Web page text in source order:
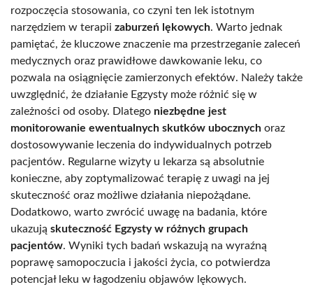
rozpoczęcia stosowania, co czyni ten lek istotnym
narzędziem w terapii zaburzeń lękowych. Warto jednak
pamiętać, że kluczowe znaczenie ma przestrzeganie zaleceń
medycznych oraz prawidłowe dawkowanie leku, co
pozwala na osiągnięcie zamierzonych efektów. Należy także
uwzględnić, że działanie Egzysty może różnić się w
zależności od osoby. Dlatego niezbędne jest
monitorowanie ewentualnych skutków ubocznych oraz
dostosowywanie leczenia do indywidualnych potrzeb
pacjentów. Regularne wizyty u lekarza są absolutnie
konieczne, aby zoptymalizować terapię z uwagi na jej
skuteczność oraz możliwe działania niepożądane.
Dodatkowo, warto zwrócić uwagę na badania, które
ukazują skuteczność Egzysty w różnych grupach
pacjentów. Wyniki tych badań wskazują na wyraźną
poprawę samopoczucia i jakości życia, co potwierdza
potencjał leku w łagodzeniu objawów lękowych.